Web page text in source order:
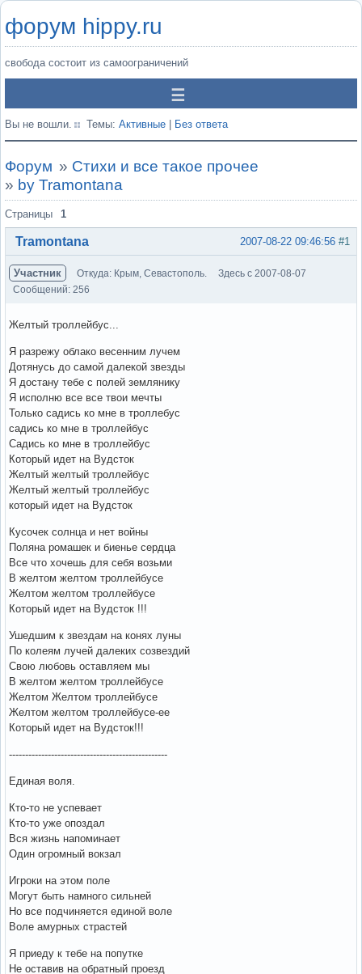
форум hippy.ru
свобода состоит из самоограничений
Вы не вошли. Темы: Активные Без ответа
Форум » Стихи и все такое прочее
» by Tramontana
Страницы 1
#1
2007-08-22 09:46:56
Tramontana
Участник Откуда: Крым, Севастополь.
Здесь с 2007-08-07
Сообщений: 256
Желтый троллейбус...
Я разрежу облако весенним лучем
Дотянусь до самой далекой звезды
Я достану тебе с полей землянику
Я исполню все все твои мечты
Только садись ко мне в троллебус
садись ко мне в троллейбус
Садись ко мне в троллейбус
Который идет на Вудсток
Желтый желтый троллейбус
Желтый желтый троллейбус
который идет на Вудсток
Кусочек солнца и нет войны
Поляна ромашек и биенье сердца
Все что хочешь для себя возьми
В желтом желтом троллейбусе
Желтом желтом троллейбусе
Который идет на Вудсток !!!
Ушедшим к звездам на конях луны
По колеям лучей далеких созвездий
Свою любовь оставляем мы
В желтом желтом троллейбусе
Желтом Желтом троллейбусе
Желтом желтом троллейбусе-ее
Который идет на Вудсток!!!
-------------------------------------------------
Единая воля.
Кто-то не успевает
Кто-то уже опоздал
Вся жизнь напоминает
Один огромный вокзал
Игроки на этом поле
Могут быть намного сильней
Но все подчиняется единой воле
Воле амурных страстей
Я приеду к тебе на попутке
Не оставив на обратный проезд